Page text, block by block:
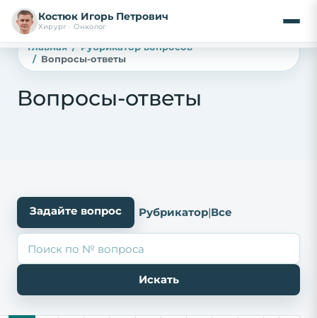
Костюк Игорь Петрович
Хирург · Онколог
Главная
Рубрикатор вопросов
Вопросы-ответы
Вопросы-ответы
Задайте вопрос Рубрикатор|Все